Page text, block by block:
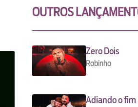
OUTROS
Zero Dois
Robinho
Adiando o fim